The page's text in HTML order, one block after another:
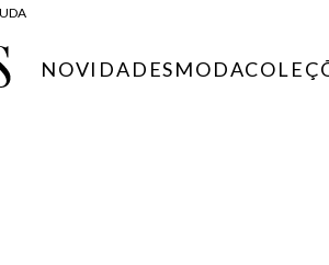
NOVIDADESMODA